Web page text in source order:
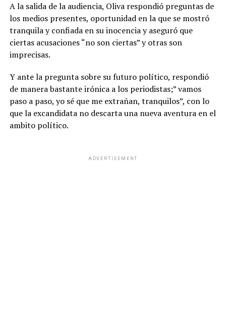
A la salida de la audiencia, Oliva respondió preguntas de
los medios presentes, oportunidad en la que se mostró
tranquila y confiada en su inocencia y aseguró que
ciertas acusaciones “no son ciertas” y otras son
imprecisas.
Y ante la pregunta sobre su futuro político, respondió
de manera bastante irónica a los periodistas;” vamos
paso a paso, yo sé que me extrañan, tranquilos”, con lo
que la excandidata no descarta una nueva aventura en el
ambito político.
ADVERTISEMENT